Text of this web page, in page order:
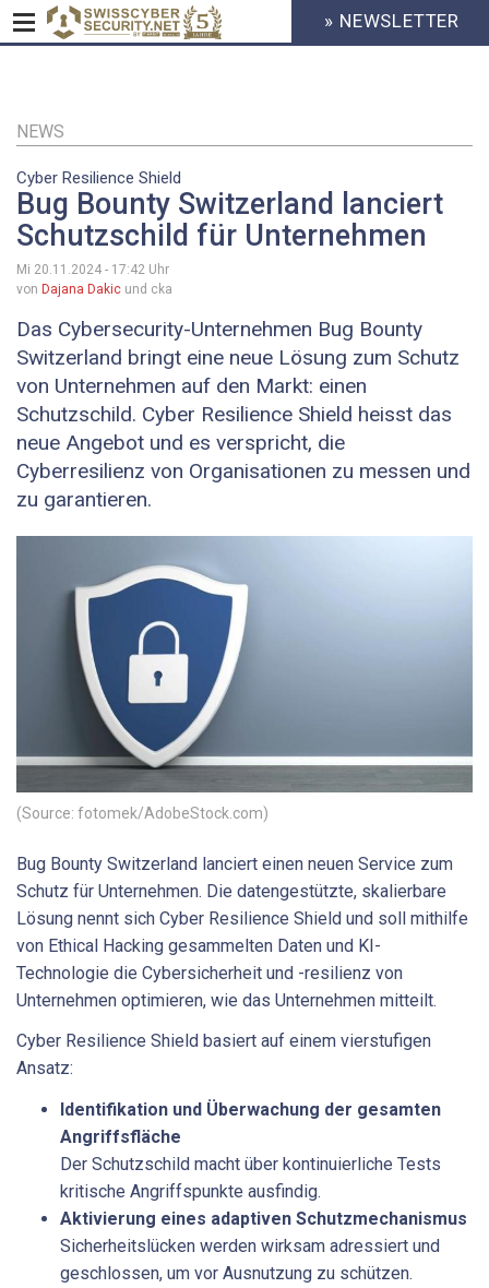
Inhalt
HEADER
MENU
» NEWSLETTER
NEWS
Cyber Resilience Shield
Bug Bounty Switzerland lanciert
Schutzschild für Unternehmen
Mi 20.11.2024 - 17:42 Uhr
von Dajana Dakic und cka
Das Cybersecurity-Unternehmen Bug Bounty
Switzerland bringt eine neue Lösung zum Schutz
von Unternehmen auf den Markt: einen
Schutzschild. Cyber Resilience Shield heisst das
neue Angebot und es verspricht, die
Cyberresilienz von Organisationen zu messen und
zu garantieren.
(Source: fotomek/AdobeStock.com)
Bug Bounty Switzerland lanciert einen neuen Service zum
Schutz für Unternehmen. Die datengestützte, skalierbare
Lösung nennt sich Cyber Resilience Shield und soll mithilfe
von Ethical Hacking gesammelten Daten und KI-
Technologie die Cybersicherheit und -resilienz von
Unternehmen optimieren, wie das Unternehmen mitteilt.
Cyber Resilience Shield basiert auf einem vierstufigen
Ansatz:
Identifikation und Überwachung der gesamten
Angriffsfläche
Der Schutzschild macht über kontinuierliche Tests
kritische Angriffspunkte ausfindig.
Aktivierung eines adaptiven Schutzmechanismus
Sicherheitslücken werden wirksam adressiert und
geschlossen, um vor Ausnutzung zu schützen.